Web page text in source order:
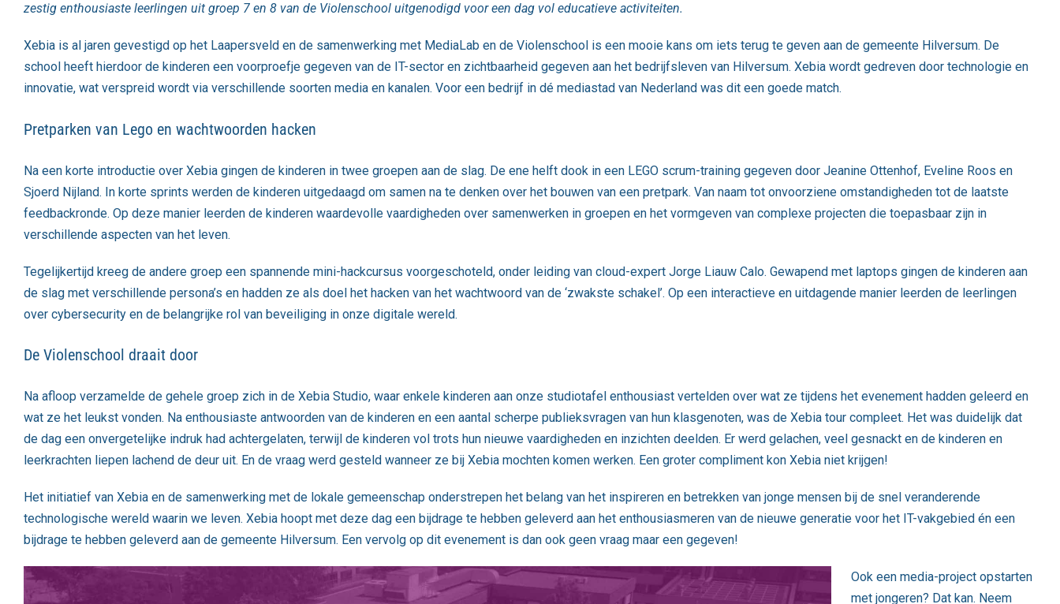
zestig enthousiaste leerlingen uit groep 7 en 8 van de Violenschool uitgenodigd voor een dag vol educatieve activiteiten.
Xebia is al jaren gevestigd op het Laapersveld en de samenwerking met MediaLab en de Violenschool is een mooie kans om iets terug te geven aan de gemeente Hilversum. De
school heeft hierdoor de kinderen een voorproefje gegeven van de IT-sector en zichtbaarheid gegeven aan het bedrijfsleven van Hilversum. Xebia wordt gedreven door technologie en
innovatie, wat verspreid wordt via verschillende soorten media en kanalen. Voor een bedrijf in dé mediastad van Nederland was dit een goede match.
Pretparken van Lego en wachtwoorden hacken
Na een korte introductie over Xebia gingen de kinderen in twee groepen aan de slag. De ene helft dook in een LEGO scrum-training gegeven door Jeanine Ottenhof, Eveline Roos en
Sjoerd Nijland. In korte sprints werden de kinderen uitgedaagd om samen na te denken over het bouwen van een pretpark. Van naam tot onvoorziene omstandigheden tot de laatste
feedbackronde. Op deze manier leerden de kinderen waardevolle vaardigheden over samenwerken in groepen en het vormgeven van complexe projecten die toepasbaar zijn in
verschillende aspecten van het leven.
Tegelijkertijd kreeg de andere groep een spannende mini-hackcursus voorgeschoteld, onder leiding van cloud-expert Jorge Liauw Calo. Gewapend met laptops gingen de kinderen aan
de slag met verschillende persona’s en hadden ze als doel het hacken van het wachtwoord van de ‘zwakste schakel’. Op een interactieve en uitdagende manier leerden de leerlingen
over cybersecurity en de belangrijke rol van beveiliging in onze digitale wereld.
De Violenschool draait door
Na afloop verzamelde de gehele groep zich in de Xebia Studio, waar enkele kinderen aan onze studiotafel enthousiast vertelden over wat ze tijdens het evenement hadden geleerd en
wat ze het leukst vonden. Na enthousiaste antwoorden van de kinderen en een aantal scherpe publieksvragen van hun klasgenoten, was de Xebia tour compleet. Het was duidelijk dat
de dag een onvergetelijke indruk had achtergelaten, terwijl de kinderen vol trots hun nieuwe vaardigheden en inzichten deelden. Er werd gelachen, veel gesnackt en de kinderen en
leerkrachten liepen lachend de deur uit. En de vraag werd gesteld wanneer ze bij Xebia mochten komen werken. Een groter compliment kon Xebia niet krijgen!
Het initiatief van Xebia en de samenwerking met de lokale gemeenschap onderstrepen het belang van het inspireren en betrekken van jonge mensen bij de snel veranderende
technologische wereld waarin we leven. Xebia hoopt met deze dag een bijdrage te hebben geleverd aan het enthousiasmeren van de nieuwe generatie voor het IT-vakgebied én een
bijdrage te hebben geleverd aan de gemeente Hilversum. Een vervolg op dit evenement is dan ook geen vraag maar een gegeven!
Ook een media-project opstarten
met jongeren? Dat kan. Neem